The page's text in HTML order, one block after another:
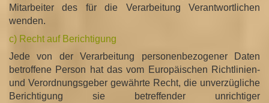
Mitarbeiter des für die Verarbeitung Verantwortlichen
wenden.
c) Recht auf Berichtigung
Jede von der Verarbeitung personenbezogener Daten
betroffene Person hat das vom Europäischen Richtlinien-
und Verordnungsgeber gewährte Recht, die unverzügliche
Berichtigung sie betreffender unrichtiger